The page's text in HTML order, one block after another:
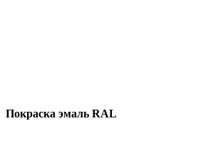
Покраска эмаль RAL